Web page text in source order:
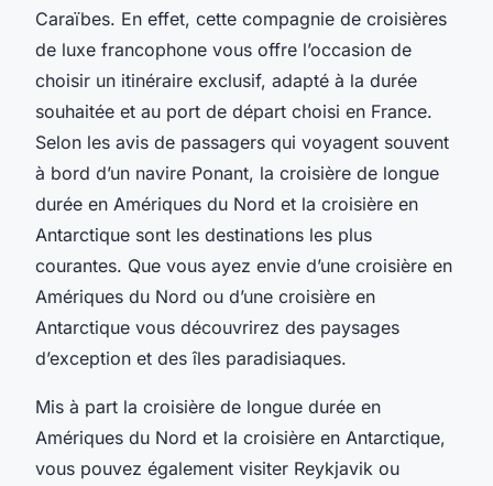
Caraïbes. En effet, cette compagnie de croisières
de luxe francophone vous offre l’occasion de
choisir un itinéraire exclusif, adapté à la durée
souhaitée et au port de départ choisi en France.
Selon les avis de passagers qui voyagent souvent
à bord d’un navire Ponant, la croisière de longue
durée en Amériques du Nord et la croisière en
Antarctique sont les destinations les plus
courantes. Que vous ayez envie d’une croisière en
Amériques du Nord ou d’une croisière en
Antarctique vous découvrirez des paysages
d’exception et des îles paradisiaques.
Mis à part la croisière de longue durée en
Amériques du Nord et la croisière en Antarctique,
vous pouvez également visiter Reykjavik ou